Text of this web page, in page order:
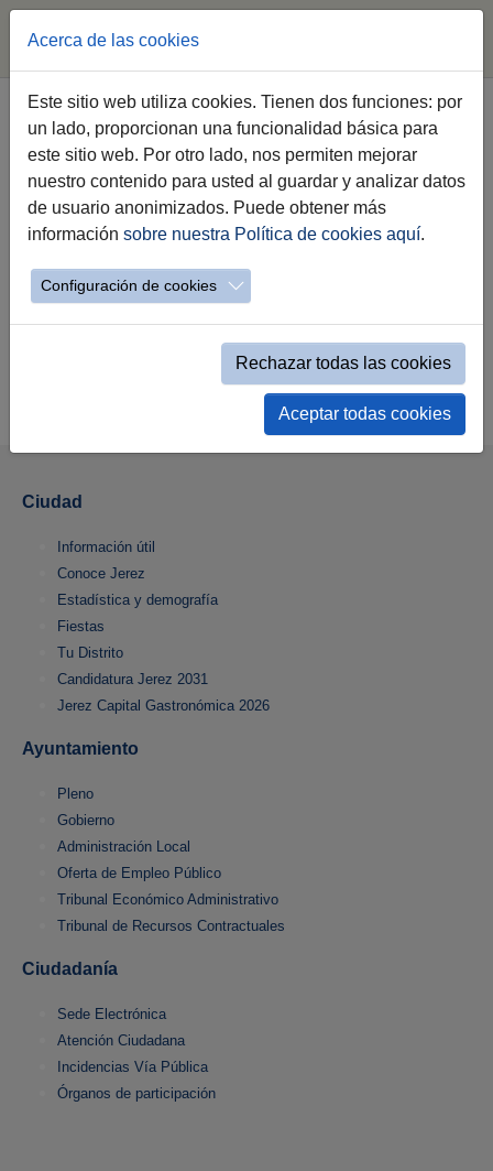
Saltar al contenido principal
Listado de eventos
Ciudad
Información útil
Conoce Jerez
Estadística y demografía
Fiestas
Tu Distrito
Candidatura Jerez 2031
Jerez Capital Gastronómica 2026
Ayuntamiento
Pleno
Gobierno
Administración Local
Oferta de Empleo Público
Tribunal Económico Administrativo
Tribunal de Recursos Contractuales
Ciudadanía
Sede Electrónica
Atención Ciudadana
Incidencias Vía Pública
Órganos de participación
Acerca de las cookies
Este sitio web utiliza cookies. Tienen dos funciones: por
un lado, proporcionan una funcionalidad básica para
este sitio web. Por otro lado, nos permiten mejorar
nuestro contenido para usted al guardar y analizar datos
de usuario anonimizados. Puede obtener más
información sobre nuestra Política de cookies aquí.
Configuración de cookies
Rechazar todas las cookies
Aceptar todas cookies